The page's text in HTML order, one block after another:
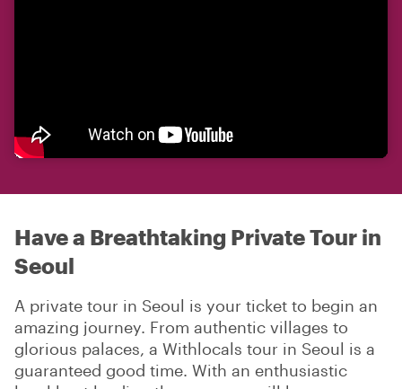
Have a Breathtaking Private Tour in
Seoul
A private tour in Seoul is your ticket to begin an
amazing journey. From authentic villages to
glorious palaces, a Withlocals tour in Seoul is a
guaranteed good time. With an enthusiastic